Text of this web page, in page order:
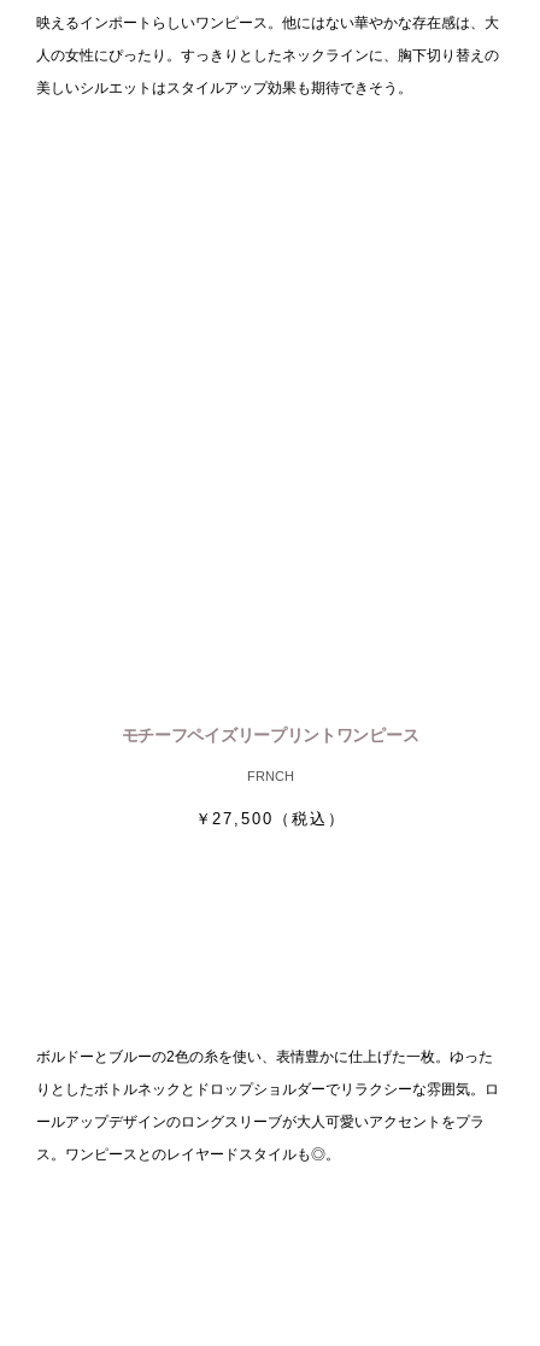
映えるインポートらしいワンピース。他にはない華やかな存在感は、大
人の女性にぴったり。すっきりとしたネックラインに、胸下切り替えの
美しいシルエットはスタイルアップ効果も期待できそう。
モチーフペイズリープリントワンピース
FRNCH
￥27,500 （税込）
ボルドーとブルーの2色の糸を使い、表情豊かに仕上げた一枚。ゆった
りとしたボトルネックとドロップショルダーでリラクシーな雰囲気。ロ
ールアップデザインのロングスリーブが大人可愛いアクセントをプラ
ス。ワンピースとのレイヤードスタイルも◎。